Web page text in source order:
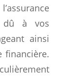
dû à vos
ainsi
financière.